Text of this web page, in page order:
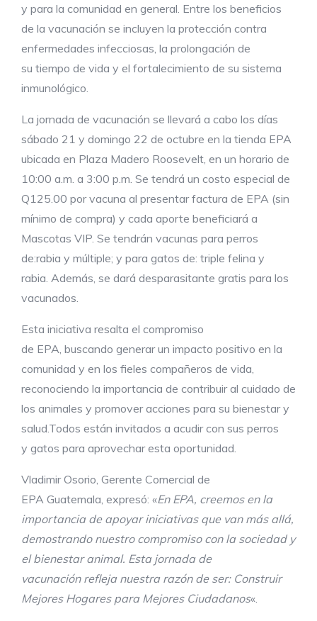
y para la comunidad en general. Entre los beneficios
de la vacunación se incluyen la protección contra
enfermedades infecciosas, la prolongación de
su tiempo de vida y el fortalecimiento de su sistema
inmunológico.
La jornada de vacunación se llevará a cabo los días
sábado 21 y domingo 22 de octubre en la tienda EPA
ubicada en Plaza Madero Roosevelt, en un horario de
10:00 a.m. a 3:00 p.m. Se tendrá un costo especial de
Q125.00 por vacuna al presentar factura de EPA (sin
mínimo de compra) y cada aporte beneficiará a
Mascotas VIP. Se tendrán vacunas para perros
de:rabia y múltiple; y para gatos de: triple felina y
rabia. Además, se dará desparasitante gratis para los
vacunados.
Esta iniciativa resalta el compromiso
de EPA, buscando generar un impacto positivo en la
comunidad y en los fieles compañeros de vida,
reconociendo la importancia de contribuir al cuidado de
los animales y promover acciones para su bienestar y
salud.Todos están invitados a acudir con sus perros
y gatos para aprovechar esta oportunidad.
Vladimir Osorio, Gerente Comercial de
EPA Guatemala, expresó: «En EPA, creemos en la
importancia de apoyar iniciativas que vanmás allá,
demostrando nuestro compromiso con la sociedad y
el bienestar animal. Esta jornada de
vacunación refleja nuestra razón de ser: Construir
Mejores Hogares para Mejores Ciudadanos«.